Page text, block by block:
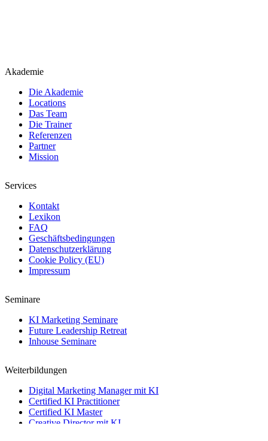
Akademie
Die Akademie
Locations
Das Team
Die Trainer
Referenzen
Partner
Mission
Services
Kontakt
Lexikon
FAQ
Geschäftsbedingungen
Datenschutzerklärung
Cookie Policy (EU)
Impressum
Seminare
KI Marketing Seminare
Future Leadership Retreat
Inhouse Seminare
Weiterbildungen
Digital Marketing Manager mit KI
Certified KI Practitioner
Certified KI Master
Creative Director mit KI